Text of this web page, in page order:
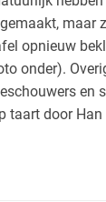
maar
opnieuw
onder).
en
taart door